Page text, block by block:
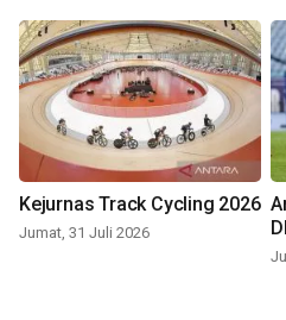
Kejurnas Track Cycling 2026
Jumat, 31 Juli 2026